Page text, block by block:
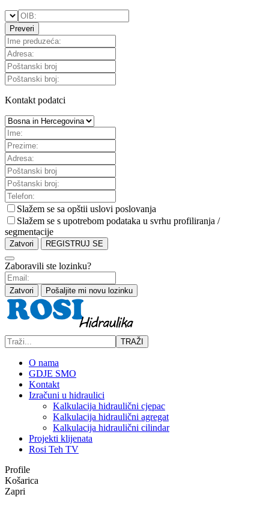
Preveri
Kontakt podatci
Slažem se sa opštii uslovi poslovanja
Slažem se s upotrebom podataka u svrhu profiliranja /
segmentacije
Zatvori REGISTRUJ SE
Zaboravili ste lozinku?
Zatvori Pošaljite mi novu lozinku
TRAŽI
O nama
GDJE SMO
Kontakt
Izračuni u hidraulici
Kalkulacija hidraulični cjepac
Kalkulacija hidraulični agregat
Kalkulacija hidraulični cilindar
Projekti klijenata
Rosi Teh TV
Profile
Košarica
Zapri